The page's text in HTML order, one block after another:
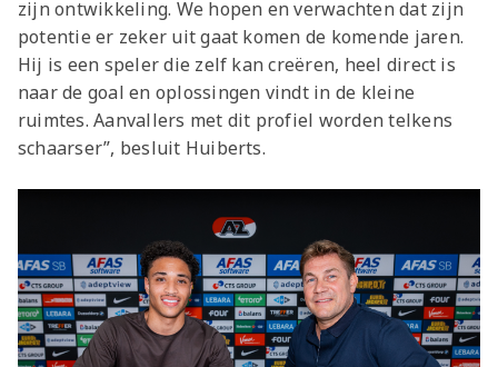
zijn ontwikkeling. We hopen en verwachten dat zijn
potentie er zeker uit gaat komen de komende jaren.
Hij is een speler die zelf kan creëren, heel direct is
naar de goal en oplossingen vindt in de kleine
ruimtes. Aanvallers met dit profiel worden telkens
schaarser”, besluit Huiberts.